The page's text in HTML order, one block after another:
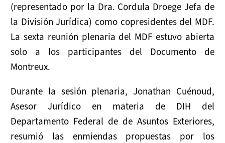
(representado por la Dra. Cordula Droege Jefa de
la División Jurídica) como copresidentes del MDF.
La sexta reunión plenaria del MDF estuvo abierta
solo a los participantes del Documento de
Montreux.
Durante la sesión plenaria, Jonathan Cuénoud,
Asesor Jurídico en materia de DIH del
Departamento Federal de de Asuntos Exteriores,
resumió las enmiendas propuestas por los